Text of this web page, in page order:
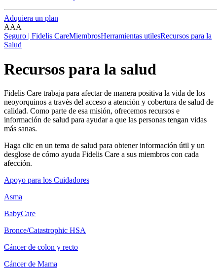
Adquiera un plan
AAA
Seguro | Fidelis CareMiembrosHerramientas utilesRecursos para la
Salud
Recursos para la salud
Fidelis Care trabaja para afectar de manera positiva la vida de los
neoyorquinos a través del acceso a atención y cobertura de salud de
calidad. Como parte de esa misión, ofrecemos recursos e
información de salud para ayudar a que las personas tengan vidas
más sanas.
Haga clic en un tema de salud para obtener información útil y un
desglose de cómo ayuda Fidelis Care a sus miembros con cada
afección.
Apoyo para los Cuidadores
Asma
BabyCare
Bronce/Catastrophic HSA
Cáncer de colon y recto
Cáncer de Mama